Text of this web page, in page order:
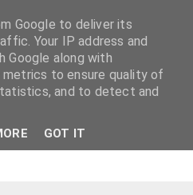
Google to deliver its
Your IP address and
Google along with
to ensure quality of
and to detect and
GOT IT